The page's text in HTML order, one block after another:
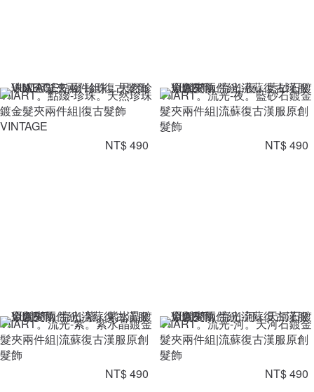
VIIART。點綴-珍珠。天然珍珠
鍍金髮夾兩件組|復古髮飾
VINTAGE
NT$ 490
VIIART。流光-夜。藍砂石鍍金
髮夾兩件組|流蘇復古漢服原創
髮飾
NT$ 490
VIIART。流光-紫。紫水晶鍍金
髮夾兩件組|流蘇復古漢服原創
髮飾
NT$ 490
VIIART。流光-河。天河石鍍金
髮夾兩件組|流蘇復古漢服原創
髮飾
NT$ 490